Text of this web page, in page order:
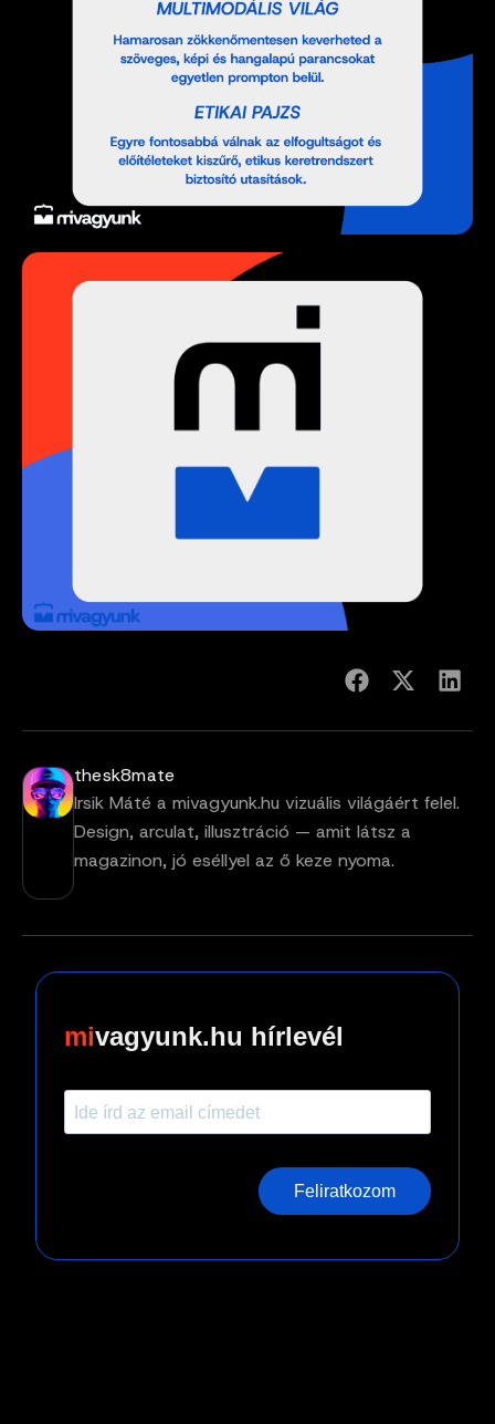
thesk8mate
Irsik Máté a mivagyunk.hu vizuális világáért felel.
Design, arculat, illusztráció — amit látsz a
magazinon, jó eséllyel az ő keze nyoma.
vagyunk.hu hírlevél
Feliratkozom